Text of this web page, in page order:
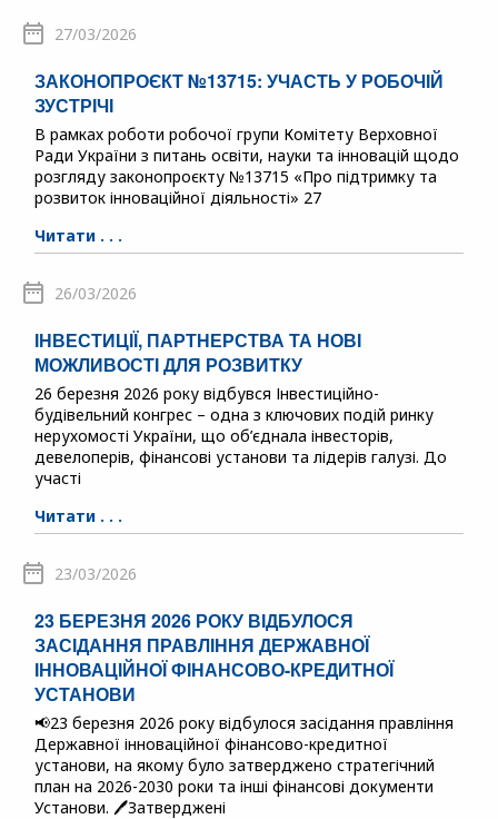
27/03/2026
ЗАКОНОПРОЄКТ №13715: УЧАСТЬ У РОБОЧІЙ
ЗУСТРІЧІ
В рамках роботи робочої групи Комітету Верховної
Ради України з питань освіти, науки та інновацій щодо
розгляду законопроєкту №13715 «Про підтримку та
розвиток інноваційної діяльності» 27
Читати . . .
26/03/2026
ІНВЕСТИЦІЇ, ПАРТНЕРСТВА ТА НОВІ
МОЖЛИВОСТІ ДЛЯ РОЗВИТКУ
26 березня 2026 року відбувся Інвестиційно-
будівельний конгрес – одна з ключових подій ринку
нерухомості України, що об’єднала інвесторів,
девелоперів, фінансові установи та лідерів галузі. До
участі
Читати . . .
23/03/2026
23 БЕРЕЗНЯ 2026 РОКУ ВІДБУЛОСЯ
ЗАСІДАННЯ ПРАВЛІННЯ ДЕРЖАВНОЇ
ІННОВАЦІЙНОЇ ФІНАНСОВО-КРЕДИТНОЇ
УСТАНОВИ
📢23 березня 2026 року відбулося засідання правління
Державної інноваційної фінансово-кредитної
установи, на якому було затверджено стратегічний
план на 2026-2030 роки та інші фінансові документи
Установи. 🖊️Затверджені